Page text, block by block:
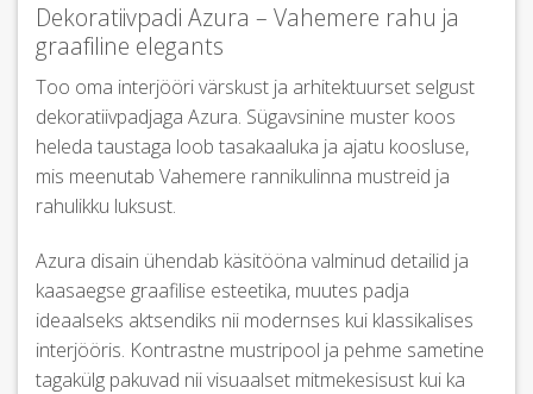
Dekoratiivpadi Azura – Vahemere rahu ja
graafiline elegants
Too oma interjööri värskust ja arhitektuurset selgust
dekoratiivpadjaga Azura. Sügavsinine muster koos
heleda taustaga loob tasakaaluka ja ajatu koosluse,
mis meenutab Vahemere rannikulinna mustreid ja
rahulikku luksust.
Azura disain ühendab käsitööna valminud detailid ja
kaasaegse graafilise esteetika, muutes padja
ideaalseks aktsendiks nii modernses kui klassikalises
interjööris. Kontrastne mustripool ja pehme sametine
tagakülg pakuvad nii visuaalset mitmekesisust kui ka